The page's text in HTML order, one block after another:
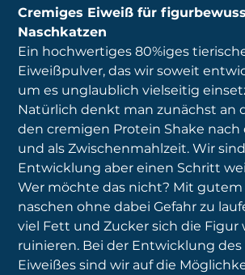
Cremiges Eiweiß für
Naschkatzen
Ein hochwertiges 80%iges
Eiweißpulver, das wir soweit
um es unglaublich vielseitig
Natürlich denkt man zunächst an
den cremigen Protein Shake nach
und als Zwischenmahlzeit. Wir
Entwicklung aber einen Schritt
Wer möchte das nicht? Mit gutem
naschen ohne dabei Gefahr zu
viel Fett und Zucker sich die Figur
ruinieren. Bei der Entwicklung
Eiweißes sind wir auf die